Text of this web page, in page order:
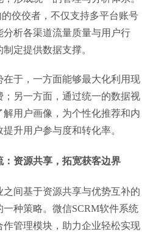
佼佼者，不仅支持多平台账号
分析各渠道流量质量与用户行
定提供数据支撑。
在于，一方面能够最大化利用现
另一方面，通过统一的数据视
解用户画像，为个性化推荐和内
升用户参与度和转化率。
资源共享，拓宽获客边界
间基于资源共享与优势互补的
种策略。微信SCRM软件系统
管理模块，助力企业轻松实现